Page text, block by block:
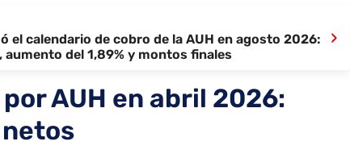
el calendario de cobro de la AUH en agosto 2026:
aumento del 1,89% y montos finales
›
AUH en abril 2026: